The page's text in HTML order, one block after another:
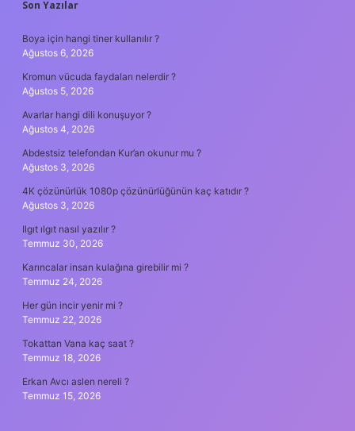
SIDEBAR
Son Yazılar
Boya için hangi tiner kullanılır ?
Ağustos 6, 2026
Kromun vücuda faydaları nelerdir ?
Ağustos 5, 2026
Avarlar hangi dili konuşuyor ?
Ağustos 4, 2026
Abdestsiz telefondan Kur’an okunur mu ?
Ağustos 3, 2026
4K çözünürlük 1080p çözünürlüğünün kaç katıdır ?
Ağustos 3, 2026
Ilgıt ılgıt nasıl yazılır ?
Temmuz 30, 2026
Karıncalar insan kulağına girebilir mi ?
Temmuz 24, 2026
Her gün incir yenir mi ?
Temmuz 22, 2026
Tokattan Vana kaç saat ?
Temmuz 18, 2026
Erkan Avcı aslen nereli ?
Temmuz 15, 2026